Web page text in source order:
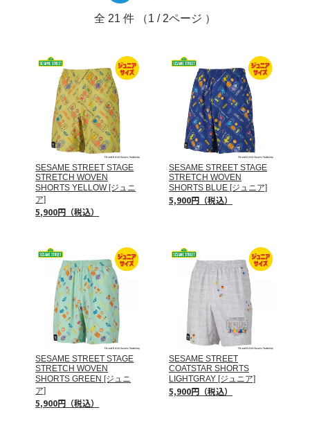
全 21 件 （1 / 2ページ ）
SESAME STREET STAGE
STRETCH WOVEN
SHORTS YELLOW [ジュニ
ア]
5,900円（税込）
SESAME STREET STAGE
STRETCH WOVEN
SHORTS BLUE [ジュニア]
5,900円（税込）
SESAME STREET STAGE
STRETCH WOVEN
SHORTS GREEN [ジュニ
ア]
5,900円（税込）
SESAME STREET
COATSTAR SHORTS
LIGHTGRAY [ジュニア]
5,900円（税込）